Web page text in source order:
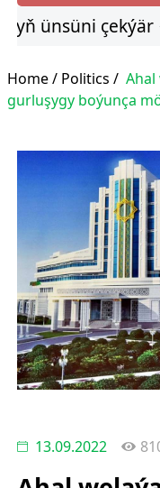
çekýär ✦
Home / Politics /
gurluşygy boýunça
13.09.2022